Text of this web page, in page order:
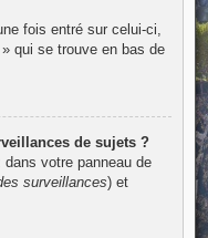
fois entré sur celui-ci,
qui se trouve en bas de
de sujets ?
votre panneau de
surveillances) et